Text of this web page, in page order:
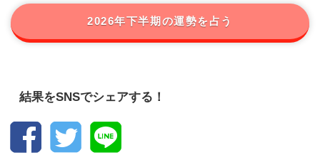
2026年下半期の運勢を占う
結果をSNSでシェアする！